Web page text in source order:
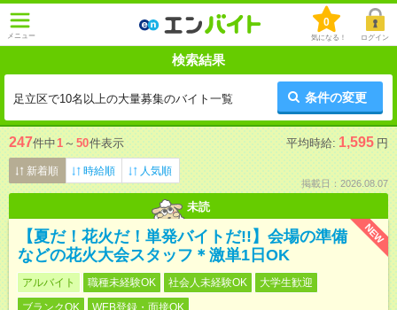
メニュー
0
気になる！ ログイン
検索結果
足立区で10名以上の大量募集のバイト一覧 条件の変更
247件中1 ～ 50件表示 平均時給: 1,595 円
新着順 時給順 人気順
掲載日：2026.08.07
未読
NEW
【夏だ！花火だ！単発バイトだ!!】会場の準備
などの花火大会スタッフ＊激単1日OK
アルバイト 職種未経験OK 社会人未経験OK
大学生歓迎
ブランクOK
WEB登録・面接OK